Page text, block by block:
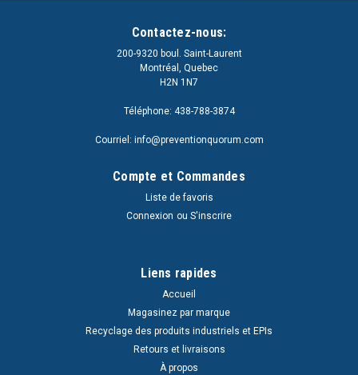
Contactez-nous:
200-9320 boul. Saint-Laurent
Montréal, Quebec
H2N 1N7
Téléphone: 438-788-3874
Courriel: info@preventionquorum.com
Compte et Commandes
Liste de favoris
Connexion ou S'inscrire
Liens rapides
Accueil
Magasinez par marque
Recyclage des produits industriels et EPIs
Retours et livraisons
À propos